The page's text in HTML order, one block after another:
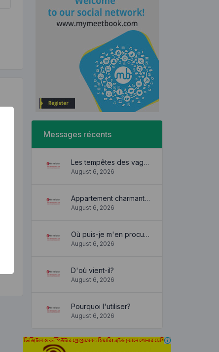
Messages récents
Les tempêtes des vagues
August 6, 2026
Appartement charmant et confortable
August 6, 2026
Où puis-je m'en procurer?
August 6, 2026
D'où vient-il?
August 6, 2026
Pourquoi l'utiliser?
August 6, 2026